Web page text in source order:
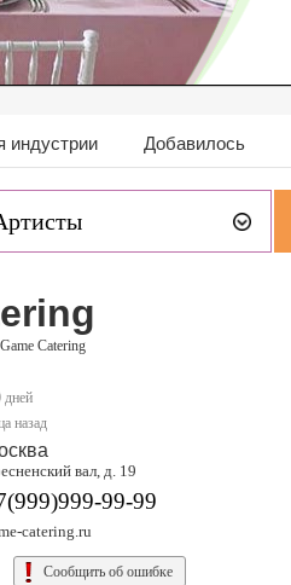
индустрии Добавилось
Game Catering
дней
назад
вал, д. 19
99-99
catering.ru
Сообщить об ошибке